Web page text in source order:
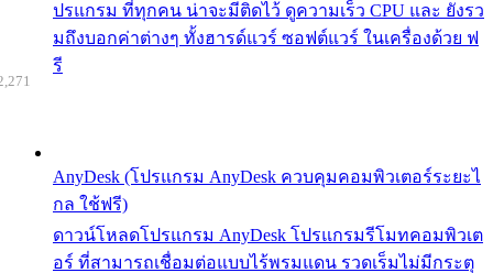
ปรแกรม ที่ทุกคน น่าจะมีติดไว้ ดูความเร็ว CPU และ ยังรว
มถึงบอกค่าต่างๆ ทั้งฮารด์แวร์ ซอฟต์แวร์ ในเครื่องด้วย ฟ
รี
AnyDesk (โปรแกรม AnyDesk ควบคุมคอมพิวเตอร์ระยะไ
กล ใช้ฟรี)
ดาวน์โหลดโปรแกรม AnyDesk โปรแกรมรีโมทคอมพิวเต
อร์ ที่สามารถเชื่อมต่อแบบไร้พรมแดน รวดเร็มไม่มีกระตุ